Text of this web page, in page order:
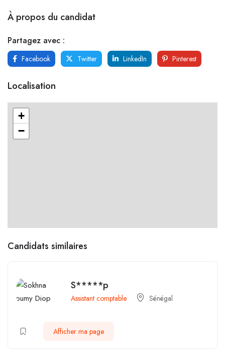
À propos du candidat
Partagez avec :
Facebook Twitter LinkedIn Pinterest
Localisation
+
−
Candidats similaires
S*****p
Assistant comptable Sénégal
Afficher ma page